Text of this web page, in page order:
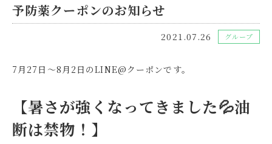
予防薬クーポンのお知らせ
2021.07.26 グループ
7月27日～8月2日のLINE@クーポンです。
【暑さが強くなってきました💦油
断は禁物！】